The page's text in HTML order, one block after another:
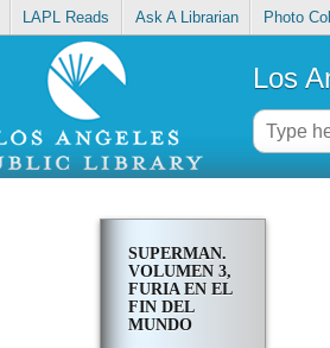
LAPL Reads Ask A Librarian Photo
Los
SUPERMAN.
VOLUMEN 3,
FURIA EN EL
FIN DEL
MUNDO